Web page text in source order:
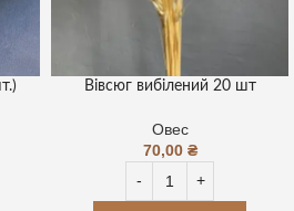
Вівсюг вибілений 20 шт
Овес
70,00 ₴